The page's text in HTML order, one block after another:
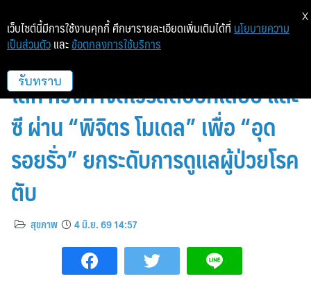
จังหวัดพิจิตร ก้าวสู่ต้นแบบระดับ
โลก หวังกำจัดไวรัสตับอักเสบบี และ
ซี ผ่าน “พิจิตร โมเดล” เพื่อ “อุด
รอยรั่ว” ยกระดับการดูแลผู้ป่วยโรค
ตับ
สุขภาพ 4 มิ.ย. 69 14:57
เว็บไซต์นี้มีการใช้งานคุกกี้ ศึกษารายละเอียดเพิ่มเติมได้ที่ นโยบายความ
เป็นส่วนตัว และ ข้อตกลงการใช้บริการ
รับทราบ
X